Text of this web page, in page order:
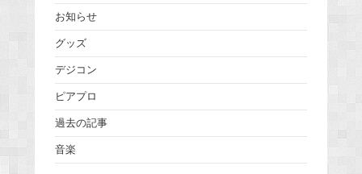
お知らせ
グッズ
デジコン
ピアプロ
過去の記事
音楽